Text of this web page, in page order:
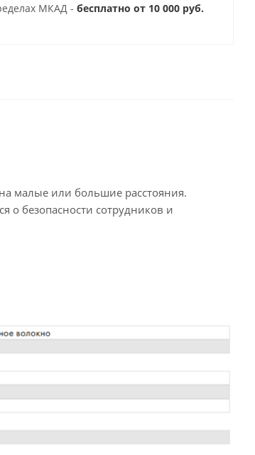
МКАД - бесплатно от 10 000 руб.
малые или большие расстояния.
о безопасности сотрудников и